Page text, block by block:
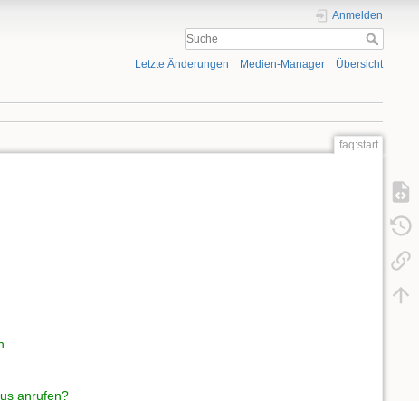
Anmelden
Letzte Änderungen Medien-Manager Übersicht
faq:start
anrufen?